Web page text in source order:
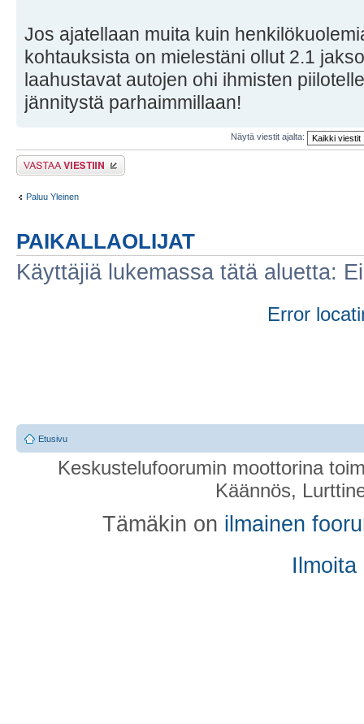
Jos ajatellaan muita kuin
kohtauksista on mielestäni ollut 2.1
laahustavat autojen ohi ihmisten
jännitystä parhaimmillaan!
Näytä viestit ajalta:
Lähetä vastaus
Paluu Yleinen
PAIKALLAOLIJAT
Käyttäjiä lukemassa tätä aluetta:
Error
Etusivu
Keskustelufoorumin moottorina
Käännös,
Tämäkin on ilmainen